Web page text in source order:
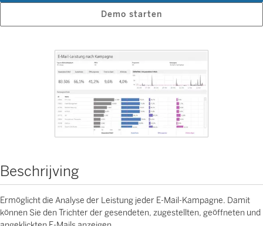
Demo starten
Beschrijving
Ermöglicht die Analyse der Leistung jeder E-Mail-Kampagne. Damit
können Sie den Trichter der gesendeten, zugestellten, geöffneten und